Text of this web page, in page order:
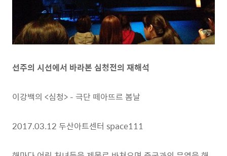
선주의 시선에서 바라본 심청전의 재해석
이강백의 <심청> – 극단 떼아뜨르 봄날
2017.03.12 두산아트센터 space111